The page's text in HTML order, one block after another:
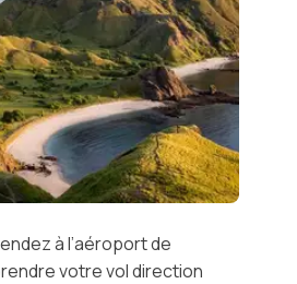
à l’aéroport de
votrevol direction